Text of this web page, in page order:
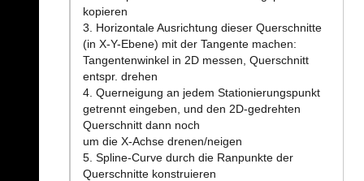
kopieren
3. Horizontale Ausrichtung dieser Querschnitte
(in X-Y-Ebene) mit der Tangente machen:
Tangentenwinkel in 2D messen, Querschnitt
entspr. drehen
4. Querneigung an jedem Stationierungspunkt
getrennt eingeben, und den 2D-gedrehten
Querschnitt dann noch
um die X-Achse drenen/neigen
5. Spline-Curve durch die Ranpunkte der
Querschnitte konstruieren